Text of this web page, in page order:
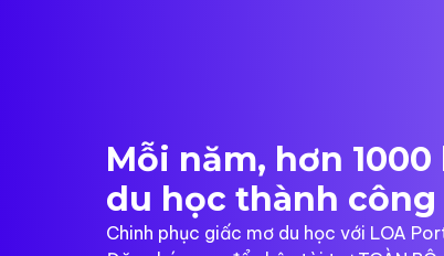
Mỗi năm, hơn
du học thành công
Chinh phục giấc mơ du học với LOA